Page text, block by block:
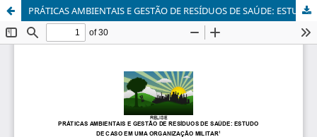
PRÁTICAS AMBIENTAIS E GESTÃO DE RESÍDUOS DE SAÚDE: ESTUDO DE CASO EM UMA ORGANIZAÇÃO MILITAR